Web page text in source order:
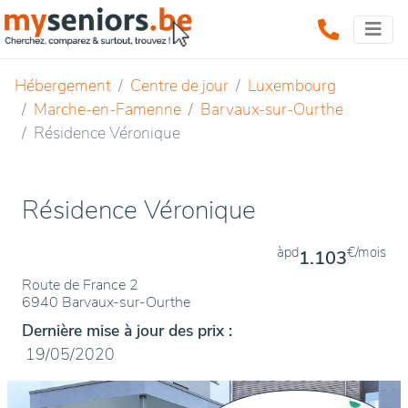
Hébergement Centre de jour
Luxembourg
Marche-en-Famenne
Barvaux-sur-Ourthe
Résidence Véronique
Résidence Véronique
Route de France 2
6940 Barvaux-sur-Ourthe
àpd1.103€/mois
Dernière mise à jour des prix :
19/05/2020